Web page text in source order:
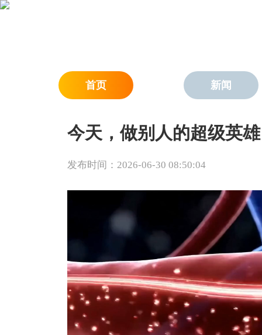
首页 新闻
今天，做别人的超级英雄
发布时间：2026-06-30 08:50:04